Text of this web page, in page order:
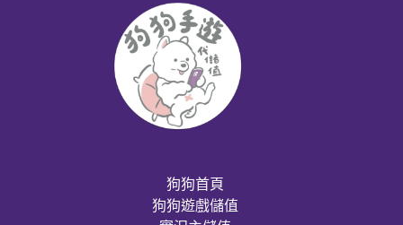
狗狗首頁
狗狗遊戲儲值